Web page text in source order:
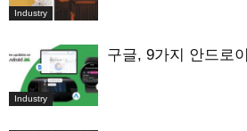
Industry
Industry
구글, 9가지 안드로